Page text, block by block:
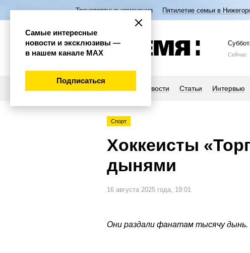
Транспортные изменения Пятилетие семьи в
Сейчас
Новости Статьи Интервью
Спорт
Хоккеисты
дынями
16 августа 2025 года, 19:01
Они раздали фанатам тысячу дынь.
Самые интересные
новости и эксклюзивы —
в нашем канале МАХ
Подписаться